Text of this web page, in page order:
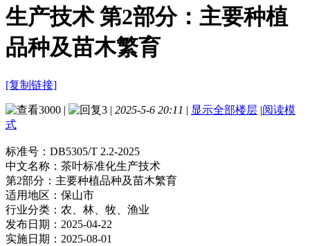
生产技术 第2部分：主要种植
品种及苗木繁育
[复制链接]
3000 | 3 | 2025-5-6 20:11 | 显示全部楼层 |阅读模
式
标准号： DB5305/T 2.2-2025
中文名称： 茶叶标准化生产技术
第2部分：主要种植品种及苗木繁育
适用地区： 保山市
行业分类： 农、林、牧、渔业
发布日期： 2025-04-22
实施日期： 2025-08-01